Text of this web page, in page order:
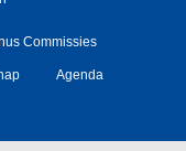
Commissies
Agenda